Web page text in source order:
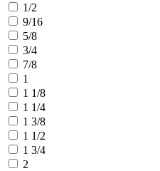
1/2
9/16
5/8
3/4
7/8
1
1 1/8
1 1/4
1 3/8
1 1/2
1 3/4
2